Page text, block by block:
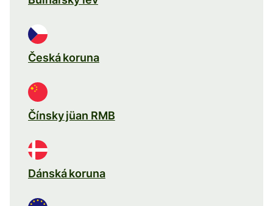
Česká koruna
Čínsky jüan RMB
Dánská koruna